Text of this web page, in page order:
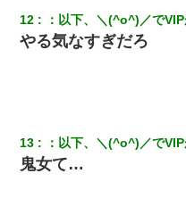
見てから実家を出た。それ
くもう堕胎できない月なんだ
タあんてな
【修羅場】彼女親「カスな家
めんだ」俺「じゃあ別れま
12 ： 以下、＼(^o^)／で
やる気なすぎだろ
13 ： 以下、＼(^o^)／で
鬼女て…